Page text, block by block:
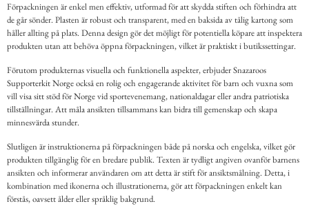
Förpackningen är enkel men effektiv, utformad för att skydda stiften och förhindra att
de går sönder. Plasten är robust och transparent, med en baksida av tålig kartong som
håller allting på plats. Denna design gör det möjligt för potentiella köpare att inspektera
produkten utan att behöva öppna förpackningen, vilket är praktiskt i butikssettingar.
Förutom produkternas visuella och funktionella aspekter, erbjuder Snazaroos
Supporterkit Norge också en rolig och engagerande aktivitet för barn och vuxna som
vill visa sitt stöd för Norge vid sportevenemang, nationaldagar eller andra patriotiska
tillställningar. Att måla ansikten tillsammans kan bidra till gemenskap och skapa
minnesvärda stunder.
Slutligen är instruktionerna på förpackningen både på norska och engelska, vilket gör
produkten tillgänglig för en bredare publik. Texten är tydligt angiven ovanför barnens
ansikten och informerar användaren om att detta är stift för ansiktsmålning. Detta, i
kombination med ikonerna och illustrationerna, gör att förpackningen enkelt kan
förstås, oavsett ålder eller språklig bakgrund.